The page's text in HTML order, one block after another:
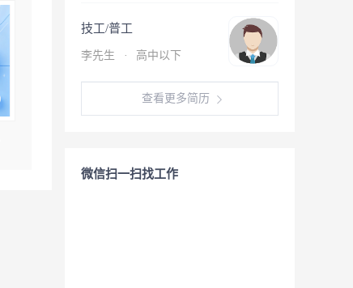
技工/普工
李先生 · 高中以下
查看更多简历
微信扫一扫找工作